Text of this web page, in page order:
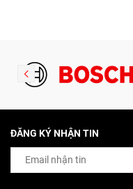
ĐĂNG KÝ NHẬN TIN